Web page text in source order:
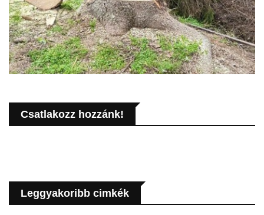
Csatlakozz hozzánk!
Leggyakoribb cimkék